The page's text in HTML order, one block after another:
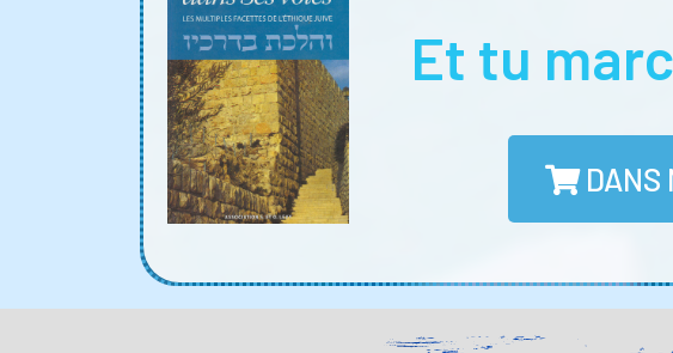
Et tu
DANS